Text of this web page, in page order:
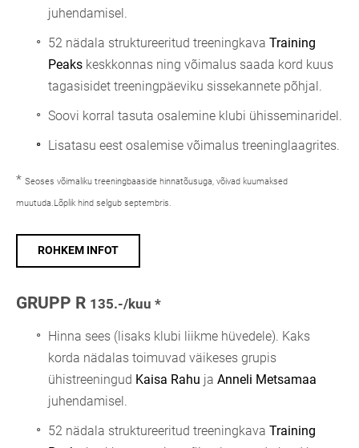
juhendamisel.
52 nädala struktureeritud treeningkava Training
Peaks keskkonnas ning võimalus saada kord kuus
tagasisidet treeningpäeviku sissekannete põhjal.
Soovi korral tasuta osalemine klubi ühisseminaridel.
Lisatasu eest osalemise võimalus treeninglaagrites.
* Seoses võimaliku treeningbaaside hinnatõusuga, võivad kuumaksed
muutuda.Lõplik hind selgub septembris.
ROHKEM INFOT
GRUPP R 135.-/kuu *
Hinna sees (lisaks klubi liikme hüvedele). Kaks
korda nädalas toimuvad väikeses grupis
ühistreeningud Kaisa Rahu ja Anneli Metsamaa
juhendamisel.
52 nädala struktureeritud treeningkava Training